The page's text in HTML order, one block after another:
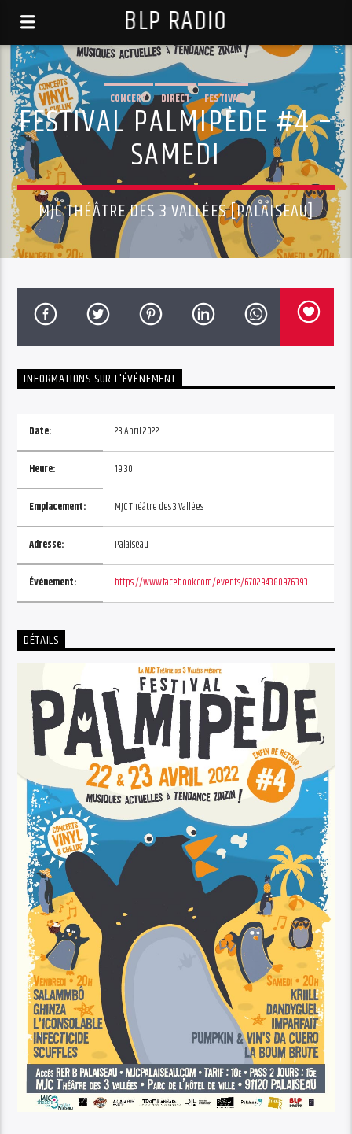
BLP RADIO
CONCERT DIRECT FESTIVAL
FESTIVAL PALMIPÈDE #4 –
SAMEDI
MJC THÉÂTRE DES 3 VALLÉES [PALAISEAU]
INFORMATIONS SUR L'ÉVÉNEMENT
Date: 23 April 2022
Heure: 19:30
Emplacement: MJC Théâtre des 3 Vallées
Adresse: Palaiseau
Événement: https://www.facebook.com/events/670294380976393
DÉTAILS